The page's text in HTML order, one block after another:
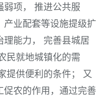
弱项， 推进公共服
产业配套等设施提级扩
理能力， 完善县城居
民就地城镇化的需
提供便利的条件； 又
促农的作用，通过完善